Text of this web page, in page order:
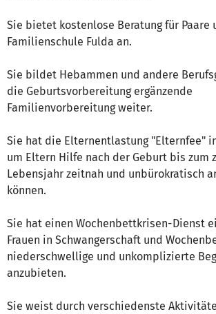
Sie bietet kostenlose Beratung für Paare
Familienschule Fulda an.
Sie bildet Hebammen und andere
die Geburtsvorbereitung ergänzende
Familienvorbereitung weiter.
Sie hat die Elternentlastung "Elternfee"
um Eltern Hilfe nach der Geburt bis zum
Lebensjahr zeitnah und unbürokratisch
können.
Sie hat einen Wochenbettkrisen-Dienst
Frauen in Schwangerschaft und
niederschwellige und unkomplizierte
anzubieten.
Sie weist durch verschiedenste